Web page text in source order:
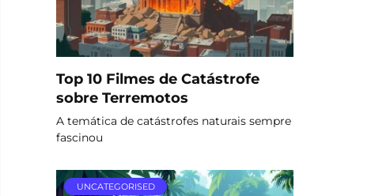
Top 10 Filmes de Catástrofe
sobre Terremotos
A temática de catástrofes naturais sempre
fascinou
UNCATEGORISED